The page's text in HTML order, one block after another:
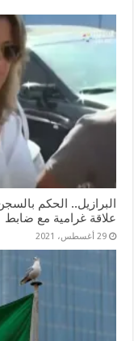
علاقة غرامية مع ضابط
29 أغسطس، 2021